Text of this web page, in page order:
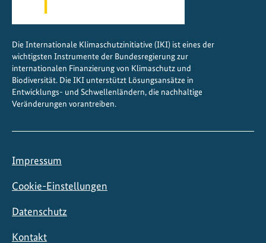
Die Internationale Klimaschutzinitiative (IKI) ist eines der
wichtigsten Instrumente der Bundesregierung zur
internationalen Finanzierung von Klimaschutz und
Biodiversität. Die IKI unterstützt Lösungsansätze in
Entwicklungs- und Schwellenländern, die nachhaltige
Veränderungen vorantreiben.
Impressum
Cookie-Einstellungen
Datenschutz
Kontakt